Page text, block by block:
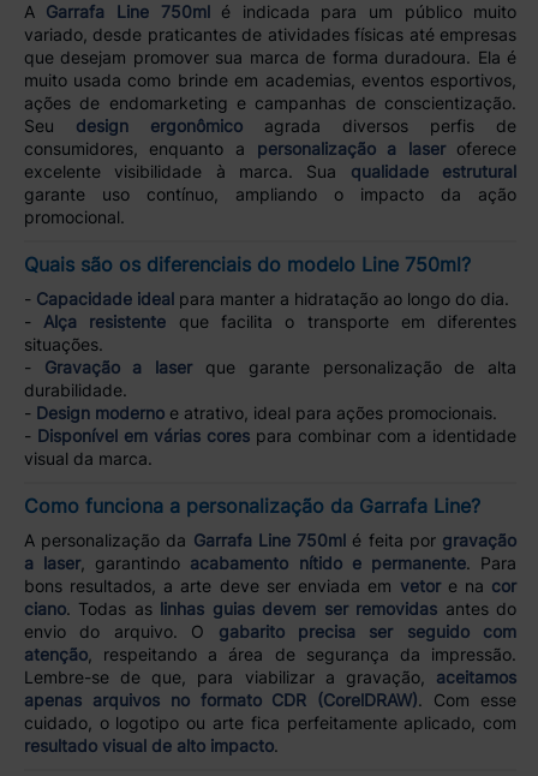
A Garrafa Line 750ml
é indicada para um público muito
variado, desde praticantes de atividades físicas até empresas
que desejam promover sua marca de forma duradoura. Ela é
muito usada como brinde em academias, eventos esportivos,
ações de endomarketing e campanhas de conscientização.
Seu design ergonômicoagrada diversos perfis de
consumidores, enquanto a personalização a laseroferece
excelente visibilidade à marca. Sua qualidade estrutural
garante uso contínuo, ampliando o impacto da ação
promocional.
Quais são os diferenciais do modelo Line 750ml?
- Capacidade idealpara manter a hidratação ao longo do dia.
- Alça resistente que facilita o transporte em diferentes
situações.
- Gravação a laserque garante personalização de alta
durabilidade.
- Design modernoe atrativo, ideal para ações promocionais.
- Disponível em várias cores para combinar com a identidade
visual da marca.
Como funciona a personalização da Garrafa Line?
A personalização da Garrafa Line 750ml é feita por gravação
a laser, garantindo acabamento nítido e permanente. Para
bons resultados, a arte deve ser enviada em vetore na cor
ciano. Todas as linhas guias devem ser removidas antes do
envio do arquivo. O gabarito precisa ser seguido com
atenção, respeitando a área de segurança da impressão.
Lembre-se de que, para viabilizar a gravação, aceitamos
apenas arquivos no formato CDR (CorelDRAW). Com esse
cuidado, o logotipo ou arte fica perfeitamente aplicado, com
resultado visual de alto impacto.